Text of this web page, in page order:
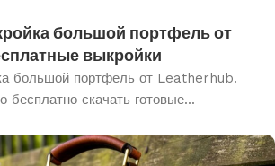
большой портфель от
выкройки
большой портфель от Leatherhub.
скачать готовые...